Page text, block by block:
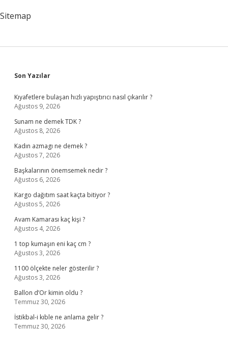
Sitemap
Sidebar
Son Yazılar
Kıyafetlere bulaşan hızlı yapıştırıcı nasıl çıkarılır ?
Ağustos 9, 2026
Sunam ne demek TDK ?
Ağustos 8, 2026
Kadın azmagı ne demek ?
Ağustos 7, 2026
Başkalarının önemsemek nedir ?
Ağustos 6, 2026
Kargo dağıtım saat kaçta bitiyor ?
Ağustos 5, 2026
Avam Kamarası kaç kişi ?
Ağustos 4, 2026
1 top kumaşın eni kaç cm ?
Ağustos 3, 2026
1100 ölçekte neler gösterilir ?
Ağustos 3, 2026
Ballon d’Or kimin oldu ?
Temmuz 30, 2026
İstikbal-i kıble ne anlama gelir ?
Temmuz 30, 2026